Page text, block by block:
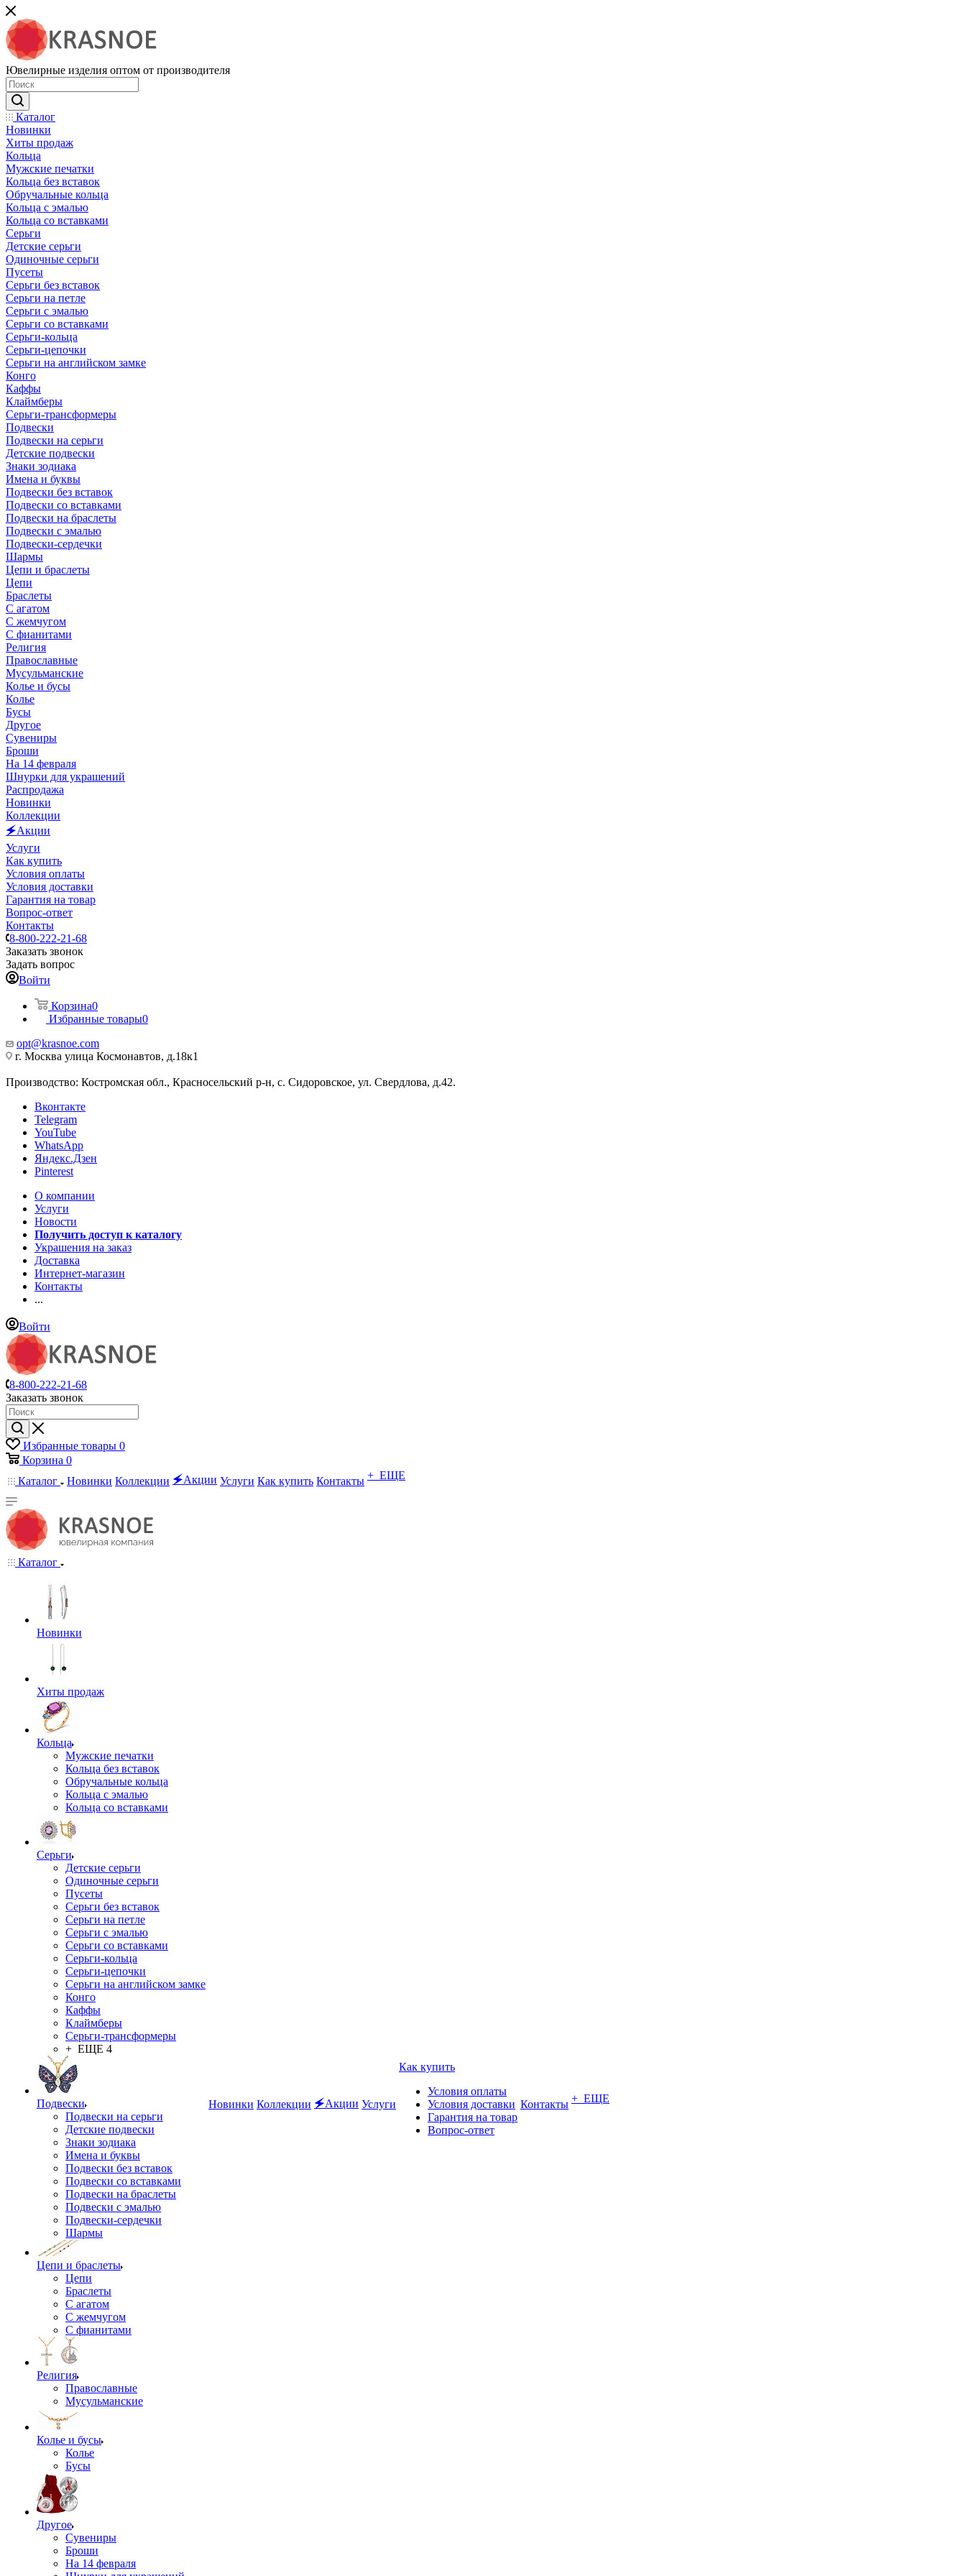
Ювелирные изделия оптом от производителя
Каталог
Новинки
Хиты продаж
Кольца
Мужские печатки
Кольца без вставок
Обручальные кольца
Кольца с эмалью
Кольца со вставками
Серьги
Детские серьги
Одиночные серьги
Пусеты
Серьги без вставок
Серьги на петле
Серьги с эмалью
Серьги со вставками
Серьги-кольца
Серьги-цепочки
Серьги на английском замке
Конго
Каффы
Клаймберы
Серьги-трансформеры
Подвески
Подвески на серьги
Детские подвески
Знаки зодиака
Имена и буквы
Подвески без вставок
Подвески со вставками
Подвески на браслеты
Подвески с эмалью
Подвески-сердечки
Шармы
Цепи и браслеты
Цепи
Браслеты
С агатом
С жемчугом
С фианитами
Религия
Православные
Мусульманские
Колье и бусы
Колье
Бусы
Другое
Сувениры
Броши
На 14 февраля
Шнурки для украшений
Распродажа
Новинки
Коллекции
🗲Акции
Услуги
Как купить
Условия оплаты
Условия доставки
Гарантия на товар
Вопрос-ответ
Контакты
8-800-222-21-68
Заказать звонок
Задать вопрос
Войти
Корзина0
Избранные товары0
opt@krasnoe.com
г. Москва улица Космонавтов, д.18к1
Производство: Костромская обл., Красносельский р-н, с. Сидоровское, ул. Свердлова, д.42.
Вконтакте
Telegram
YouTube
WhatsApp
Яндекс.Дзен
Pinterest
О компании
Услуги
Новости
Получить доступ к каталогу
Украшения на заказ
Доставка
Интернет-магазин
Контакты
...
Войти
8-800-222-21-68
Заказать звонок
Избранные товары 0
Корзина 0
Каталог
Новинки Коллекции 🗲Акции Услуги Как купить Контакты + ЕЩЕ
Каталог
Новинки
Хиты продаж
Кольца
Мужские печатки
Кольца без вставок
Обручальные кольца
Кольца с эмалью
Кольца со вставками
Серьги
Детские серьги
Одиночные серьги
Пусеты
Серьги без вставок
Серьги на петле
Серьги с эмалью
Серьги со вставками
Серьги-кольца
Серьги-цепочки
Серьги на английском замке
Конго
Каффы
Клаймберы
Серьги-трансформеры
+ ЕЩЕ 4
Подвески
Подвески на серьги
Детские подвески
Знаки зодиака
Имена и буквы
Подвески без вставок
Подвески со вставками
Подвески на браслеты
Подвески с эмалью
Подвески-сердечки
Шармы
Цепи и браслеты
Цепи
Браслеты
С агатом
С жемчугом
С фианитами
Религия
Православные
Мусульманские
Колье и бусы
Колье
Бусы
Другое
Сувениры
Броши
На 14 февраля
Новинки Коллекции 🗲Акции Услуги
Как купить
Условия оплаты
Условия доставки
Гарантия на товар
Вопрос-ответ
Контакты + ЕЩЕ